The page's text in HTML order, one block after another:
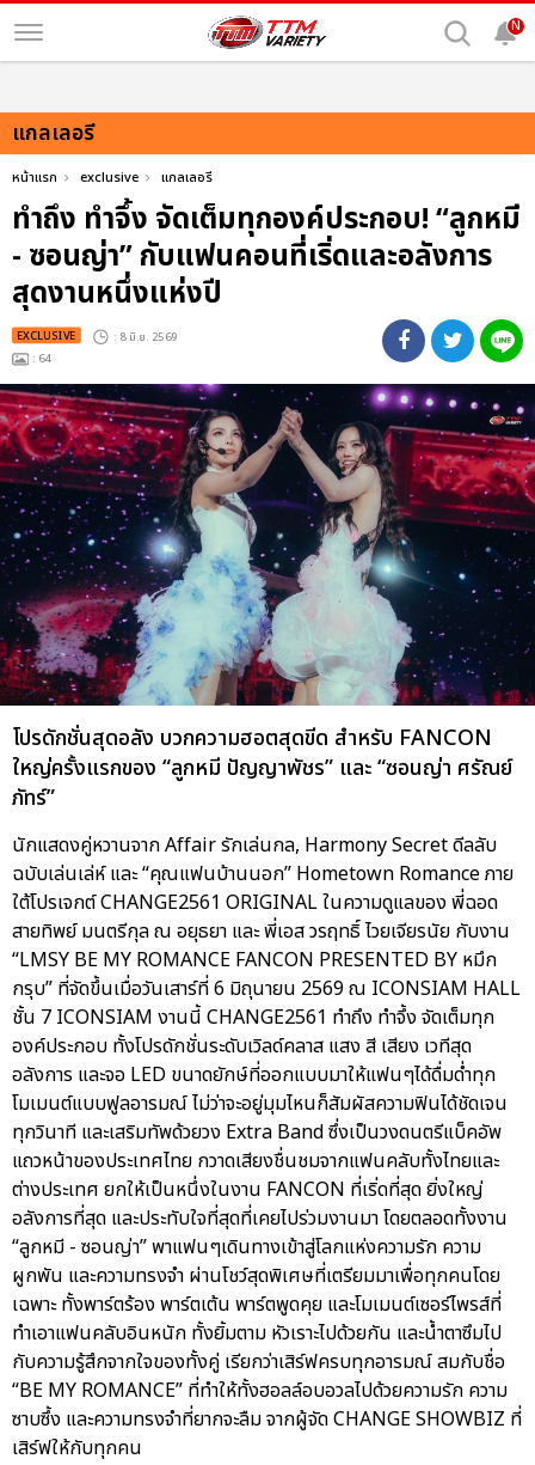
N
แกลเลอรี
หน้าแรก exclusive แกลเลอรี
ทำถึง ทำจึ้ง จัดเต็มทุกองค์ประกอบ! “ลูกหมี
- ซอนญ่า” กับแฟนคอนที่เริ่ดและอลังการ
สุดงานหนึ่งแห่งปี
EXCLUSIVE : 8 มิ.ย. 2569
: 64
โปรดักชั่นสุดอลัง บวกความฮอตสุดขีด สำหรับ FANCON
ใหญ่ครั้งแรกของ “ลูกหมี ปัญญาพัชร” และ “ซอนญ่า ศรัณย์
ภัทร์”
นักแสดงคู่หวานจาก Affair รักเล่นกล, Harmony Secret ดีลลับ
ฉบับเล่นเล่ห์ และ “คุณแฟนบ้านนอก” Hometown Romance ภาย
ใต้โปรเจกต์ CHANGE2561 ORIGINAL ในความดูแลของ พี่ฉอด
สายทิพย์ มนตรีกุล ณ อยุธยา และ พี่เอส วรฤทธิ์ ไวยเจียรนัย กับงาน
“LMSY BE MY ROMANCE FANCON PRESENTED BY หมึก
กรุบ” ที่จัดขึ้นเมื่อวันเสาร์ที่ 6 มิถุนายน 2569 ณ ICONSIAM HALL
ชั้น 7 ICONSIAM งานนี้ CHANGE2561 ทำถึง ทำจึ้ง จัดเต็มทุก
องค์ประกอบ ทั้งโปรดักชั่นระดับเวิลด์คลาส แสง สี เสียง เวทีสุด
อลังการ และจอ LED ขนาดยักษ์ที่ออกแบบมาให้แฟนๆได้ดื่มด่ำทุก
โมเมนต์แบบฟูลอารมณ์ ไม่ว่าจะอยู่มุมไหนก็สัมผัสความฟินได้ชัดเจน
ทุกวินาที และเสริมทัพด้วยวง Extra Band ซึ่งเป็นวงดนตรีแบ็คอัพ
แถวหน้าของประเทศไทย กวาดเสียงชื่นชมจากแฟนคลับทั้งไทยและ
ต่างประเทศ ยกให้เป็นหนึ่งในงาน FANCON ที่เริ่ดที่สุด ยิ่งใหญ่
อลังการที่สุด และประทับใจที่สุดที่เคยไปร่วมงานมา โดยตลอดทั้งงาน
“ลูกหมี - ซอนญ่า” พาแฟนๆเดินทางเข้าสู่โลกแห่งความรัก ความ
ผูกพัน และความทรงจำ ผ่านโชว์สุดพิเศษที่เตรียมมาเพื่อทุกคนโดย
เฉพาะ ทั้งพาร์ตร้อง พาร์ตเต้น พาร์ตพูดคุย และโมเมนต์เซอร์ไพรส์ที่
ทำเอาแฟนคลับอินหนัก ทั้งยิ้มตาม หัวเราะไปด้วยกัน และน้ำตาซึมไป
กับความรู้สึกจากใจของทั้งคู่ เรียกว่าเสิร์ฟครบทุกอารมณ์ สมกับชื่อ
“BE MY ROMANCE” ที่ทำให้ทั้งฮอลล์อบอวลไปด้วยความรัก ความ
ซาบซึ้ง และความทรงจำที่ยากจะลืม จากผู้จัด CHANGE SHOWBIZ ที่
เสิร์ฟให้กับทุกคน